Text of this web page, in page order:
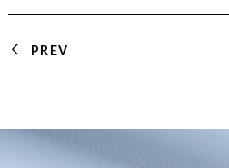
PREV